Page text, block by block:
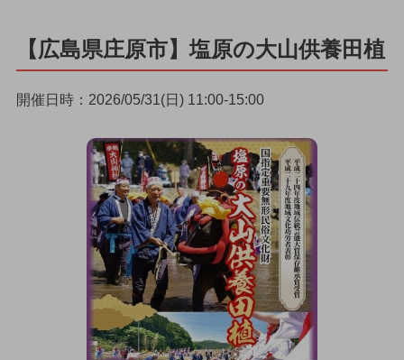
【広島県庄原市】塩原の大山供養田植
開催日時：2026/05/31(日) 11:00-15:00